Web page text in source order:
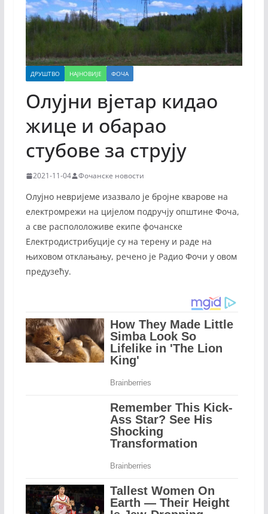
ДРУШТВО НАЈНОВИЈЕ ФОЧА
Олујни вјетар кидао
жице и обарао
стубове за струју
2021-11-04 Фочанске новости
Олујно невријеме изазвало је бројне кварове на
електромрежи на цијелом подручју општине Фоча,
а све распололоживе екипе фочанске
Електродистрибуције су на терену и раде на
њиховом отклањању, речено је Радио Фочи у овом
предузећу.